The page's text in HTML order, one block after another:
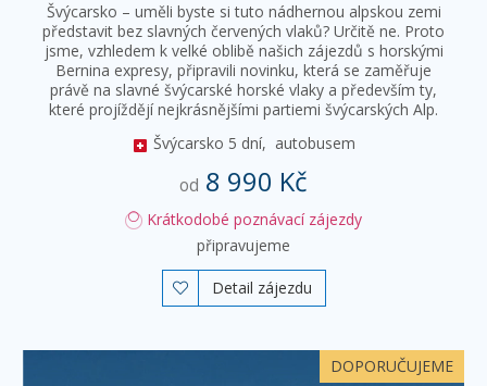
Švýcarsko – uměli byste si tuto nádhernou alpskou zemi
představit bez slavných červených vlaků? Určitě ne. Proto
jsme, vzhledem k velké oblibě našich zájezdů s horskými
Bernina expresy, připravili novinku, která se zaměřuje
právě na slavné švýcarské horské vlaky a především ty,
které projíždějí nejkrásnějšími partiemi švýcarských Alp.
Švýcarsko 5 dní, autobusem
od 8 990 Kč
Krátkodobé poznávací zájezdy
připravujeme
 Detail zájezdu
DOPORUČUJEME